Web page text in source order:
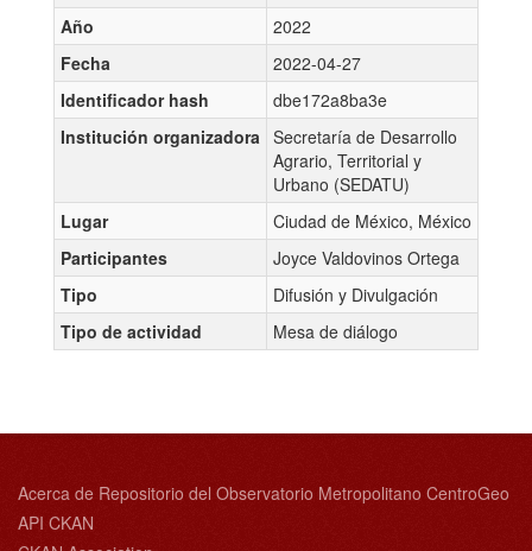
Año
2022
Fecha
2022-04-27
Identificador hash
dbe172a8ba3e
Institución organizadora Secretaría de Desarrollo
Agrario, Territorial y
Urbano (SEDATU)
Lugar
Ciudad de México, México
Participantes
Joyce Valdovinos Ortega
Tipo
Difusión y Divulgación
Tipo de actividad
Mesa de diálogo
Acerca de Repositorio del Observatorio Metropolitano CentroGeo
API CKAN